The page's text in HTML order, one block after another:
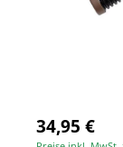
34,95 €